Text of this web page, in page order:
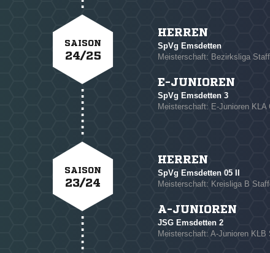
SAISON
24/25
HERREN
SpVg Emsdetten
Meisterschaft: Bezirksliga
E-JUNIOREN
SpVg Emsdetten 3
Meisterschaft: E-Junioren KLA
SAISON
23/24
HERREN
SpVg Emsdetten 05 II
Meisterschaft: Kreisliga B
A-JUNIOREN
JSG Emsdetten 2
Meisterschaft: A-Junioren